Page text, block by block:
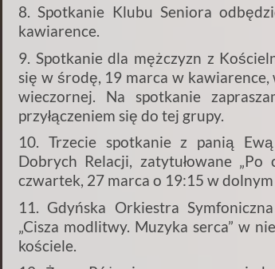
8. Spotkanie Klubu Seniora
kawiarence.
9. Spotkanie dla mężczyzn z
się w środę, 19 marca w
wieczornej. Na spotkanie
przyłączeniem się do tej grupy.
10. Trzecie spotkanie z panią
Dobrych Relacji, zatytułowane
czwartek, 27 marca o 19:15 w
11. Gdyńska Orkiestra
„Cisza modlitwy. Muzyka serca” w
kościele.